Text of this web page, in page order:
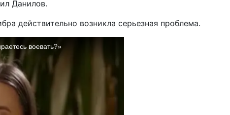
Данилов.
действительно возникла серьезная проблема.